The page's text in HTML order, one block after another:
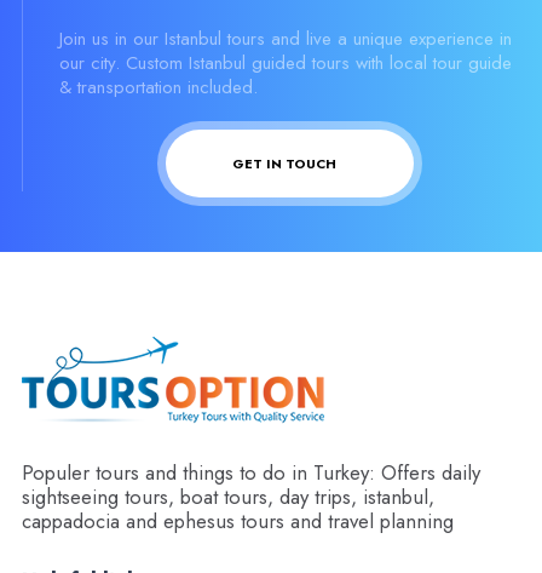
Join us in our Istanbul tours and live a unique experience in
our city. Custom Istanbul guided tours with local tour guide
& transportation included.
GET IN TOUCH
Populer tours and things to do in Turkey: Offers daily
sightseeing tours, boat tours, day trips, istanbul,
cappadocia and ephesus tours and travel planning